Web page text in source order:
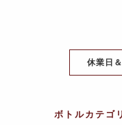
休業日
ボトルカテゴ